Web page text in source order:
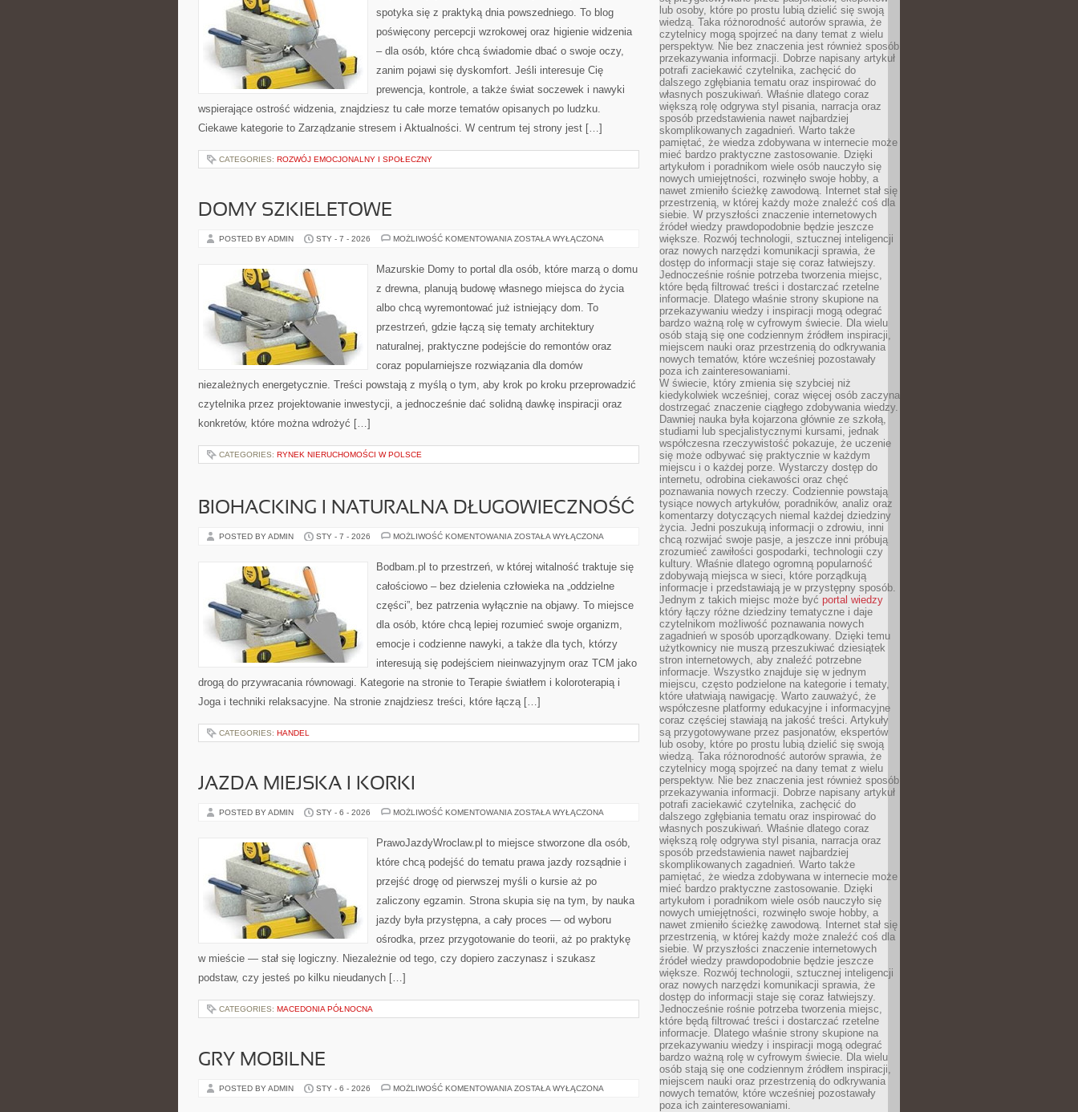
spotyka się z praktyką dnia powszedniego. To blog
poświęcony percepcji wzrokowej oraz higienie widzenia
– dla osób, które chcą świadomie dbać o swoje oczy,
zanim pojawi się dyskomfort. Jeśli interesuje Cię
prewencja, kontrole, a także świat soczewek i nawyki
wspierające ostrość widzenia, znajdziesz tu całe morze tematów opisanych po ludzku.
Ciekawe kategorie to Zarządzanie stresem i Aktualności. W centrum tej strony jest […]
CATEGORIES: ROZWÓJ EMOCJONALNY I SPOŁECZNY
DOMY SZKIELETOWE
POSTED BY ADMIN STY - 7 - 2026 MOŻLIWOŚĆ KOMENTOWANIA DOMY
ZOSTAŁA WYŁĄCZONA
Mazurskie Domy to portal dla osób, które marzą o domu
z drewna, planują budowę własnego miejsca do życia
albo chcą wyremontować już istniejący dom. To
przestrzeń, gdzie łączą się tematy architektury
naturalnej, praktyczne podejście do remontów oraz
coraz popularniejsze rozwiązania dla domów
niezależnych energetycznie. Treści powstają z myślą o tym, aby krok po kroku przeprowadzić
czytelnika przez projektowanie inwestycji, a jednocześnie dać solidną dawkę inspiracji oraz
konkretów, które można wdrożyć […]
CATEGORIES: RYNEK NIERUCHOMOŚCI W POLSCE
BIOHACKING I NATURALNA DŁUGOWIECZNOŚĆ
POSTED BY ADMIN STY - 7 - 2026 MOŻLIWOŚĆ KOMENTOWANIA BIOHACKING
DŁUGOWIECZNOŚĆ
ZOSTAŁA WYŁĄCZONA
Bodbam.pl to przestrzeń, w której witalność traktuje się
całościowo – bez dzielenia człowieka na „oddzielne
części”, bez patrzenia wyłącznie na objawy. To miejsce
dla osób, które chcą lepiej rozumieć swoje organizm,
emocje i codzienne nawyki, a także dla tych, którzy
interesują się podejściem nieinwazyjnym oraz TCM jako
drogą do przywracania równowagi. Kategorie na stronie to Terapie światłem i koloroterapią i
Joga i techniki relaksacyjne. Na stronie znajdziesz treści, które łączą […]
CATEGORIES: HANDEL
JAZDA MIEJSKA I KORKI
POSTED BY ADMIN STY - 6 - 2026 MOŻLIWOŚĆ KOMENTOWANIA JAZDA
KORKI
ZOSTAŁA WYŁĄCZONA
PrawoJazdyWroclaw.pl to miejsce stworzone dla osób,
które chcą podejść do tematu prawa jazdy rozsądnie i
przejść drogę od pierwszej myśli o kursie aż po
zaliczony egzamin. Strona skupia się na tym, by nauka
jazdy była przystępna, a cały proces — od wyboru
ośrodka, przez przygotowanie do teorii, aż po praktykę
w mieście — stał się logiczny. Niezależnie od tego, czy dopiero zaczynasz i szukasz
podstaw, czy jesteś po kilku nieudanych […]
CATEGORIES: MACEDONIA PÓŁNOCNA
GRY MOBILNE
POSTED BY ADMIN STY - 6 - 2026 MOŻLIWOŚĆ KOMENTOWANIA GRY
ZOSTAŁA WYŁĄCZONA
lub osoby, które po prostu lubią dzielić się swoją
wiedzą. Taka różnorodność autorów sprawia, że
czytelnicy mogą spojrzeć na dany temat z wielu
perspektyw. Nie bez znaczenia jest również sposób
przekazywania informacji. Dobrze napisany artykuł
potrafi zaciekawić czytelnika, zachęcić do
dalszego zgłębiania tematu oraz inspirować do
własnych poszukiwań. Właśnie dlatego coraz
większą rolę odgrywa styl pisania, narracja oraz
sposób przedstawienia nawet najbardziej
skomplikowanych zagadnień. Warto także
pamiętać, że wiedza zdobywana w internecie może
mieć bardzo praktyczne zastosowanie. Dzięki
artykułom i poradnikom wiele osób nauczyło się
nowych umiejętności, rozwinęło swoje hobby, a
nawet zmieniło ścieżkę zawodową. Internet stał się
przestrzenią, w której każdy może znaleźć coś dla
siebie. W przyszłości znaczenie internetowych
źródeł wiedzy prawdopodobnie będzie jeszcze
większe. Rozwój technologii, sztucznej inteligencji
oraz nowych narzędzi komunikacji sprawia, że
dostęp do informacji staje się coraz łatwiejszy.
Jednocześnie rośnie potrzeba tworzenia miejsc,
które będą filtrować treści i dostarczać rzetelne
informacje. Dlatego właśnie strony skupione na
przekazywaniu wiedzy i inspiracji mogą odegrać
bardzo ważną rolę w cyfrowym świecie. Dla wielu
osób stają się one codziennym źródłem inspiracji,
miejscem nauki oraz przestrzenią do odkrywania
nowych tematów, które wcześniej pozostawały
poza ich zainteresowaniami.
W świecie, który zmienia się szybciej niż
kiedykolwiek wcześniej, coraz więcej osób zaczyna
dostrzegać znaczenie ciągłego zdobywania wiedzy.
Dawniej nauka była kojarzona głównie ze szkołą,
studiami lub specjalistycznymi kursami, jednak
współczesna rzeczywistość pokazuje, że uczenie
się może odbywać się praktycznie w każdym
miejscu i o każdej porze. Wystarczy dostęp do
internetu, odrobina ciekawości oraz chęć
poznawania nowych rzeczy. Codziennie powstają
tysiące nowych artykułów, poradników, analiz oraz
komentarzy dotyczących niemal każdej dziedziny
życia. Jedni poszukują informacji o zdrowiu, inni
chcą rozwijać swoje pasje, a jeszcze inni próbują
zrozumieć zawiłości gospodarki, technologii czy
kultury. Właśnie dlatego ogromną popularność
zdobywają miejsca w sieci, które porządkują
informacje i przedstawiają je w przystępny sposób.
Jednym z takich miejsc może być portal wiedzy
który łączy różne dziedziny tematyczne i daje
czytelnikom możliwość poznawania nowych
zagadnień w sposób uporządkowany. Dzięki temu
użytkownicy nie muszą przeszukiwać dziesiątek
stron internetowych, aby znaleźć potrzebne
informacje. Wszystko znajduje się w jednym
miejscu, często podzielone na kategorie i tematy,
które ułatwiają nawigację. Warto zauważyć, że
współczesne platformy edukacyjne i informacyjne
coraz częściej stawiają na jakość treści. Artykuły
są przygotowywane przez pasjonatów, ekspertów
lub osoby, które po prostu lubią dzielić się swoją
wiedzą. Taka różnorodność autorów sprawia, że
czytelnicy mogą spojrzeć na dany temat z wielu
perspektyw. Nie bez znaczenia jest również sposób
przekazywania informacji. Dobrze napisany artykuł
potrafi zaciekawić czytelnika, zachęcić do
dalszego zgłębiania tematu oraz inspirować do
własnych poszukiwań. Właśnie dlatego coraz
większą rolę odgrywa styl pisania, narracja oraz
sposób przedstawienia nawet najbardziej
skomplikowanych zagadnień. Warto także
pamiętać, że wiedza zdobywana w internecie może
mieć bardzo praktyczne zastosowanie. Dzięki
artykułom i poradnikom wiele osób nauczyło się
nowych umiejętności, rozwinęło swoje hobby, a
nawet zmieniło ścieżkę zawodową. Internet stał się
przestrzenią, w której każdy może znaleźć coś dla
siebie. W przyszłości znaczenie internetowych
źródeł wiedzy prawdopodobnie będzie jeszcze
większe. Rozwój technologii, sztucznej inteligencji
oraz nowych narzędzi komunikacji sprawia, że
dostęp do informacji staje się coraz łatwiejszy.
Jednocześnie rośnie potrzeba tworzenia miejsc,
które będą filtrować treści i dostarczać rzetelne
informacje. Dlatego właśnie strony skupione na
przekazywaniu wiedzy i inspiracji mogą odegrać
bardzo ważną rolę w cyfrowym świecie. Dla wielu
osób stają się one codziennym źródłem inspiracji,
miejscem nauki oraz przestrzenią do odkrywania
nowych tematów, które wcześniej pozostawały
poza ich zainteresowaniami.